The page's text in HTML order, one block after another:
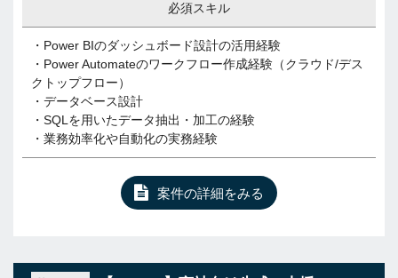
必須スキル
・Power BIのダッシュボード設計の活用経験
・Power Automateのワークフロー作成経験（クラウド/デス
クトップフロー）
・データベース設計
・SQLを用いたデータ抽出・加工の経験
・業務効率化や自動化の実務経験
案件の詳細をみる